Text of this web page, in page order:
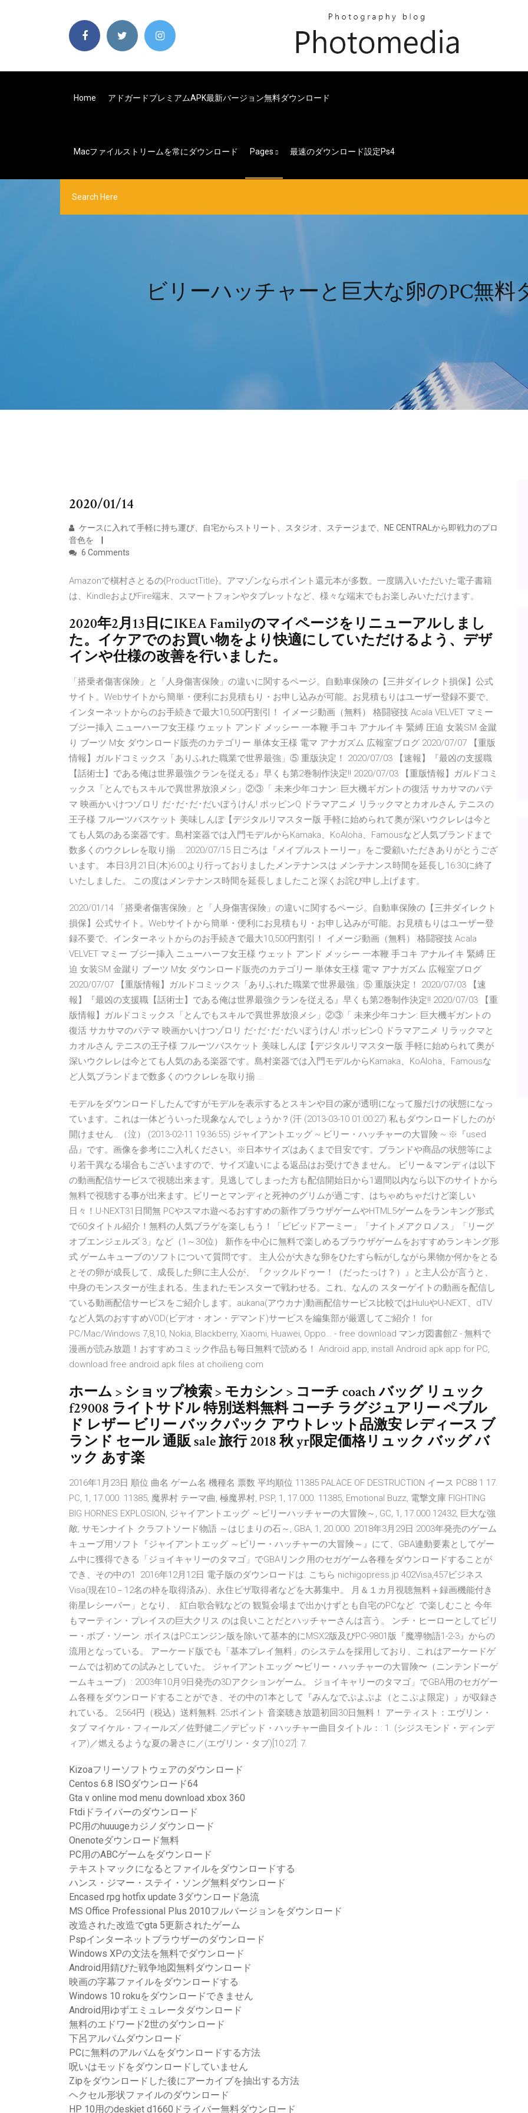
Home アドガードプレミアムAPK最新バージョン無料ダウンロード
Macファイルストリームを常にダウンロード Pages 最速のダウンロード設定ps4
ビリーハッチャーと巨大な卵のPC無料
2020/01/14
ケースに入れて手軽に持ち運び、自宅からストリート、スタジオ、ステージまで、NE CENTRALから即戦力のプロ
音色を
6 Comments
Amazonで槇村さとるの{ProductTitle}。アマゾンならポイント還元本が多数。一度購入いただいた電子書籍
は、KindleおよびFire端末、スマートフォンやタブレットなど、様々な端末でもお楽しみいただけます。
2020年2月13日にIKEA Familyのマイページをリニューアルしまし
た。イケアでのお買い物をより快適にしていただけるよう、デザ
インや仕様の改善を行いました。
「搭乗者傷害保険」と「人身傷害保険」の違いに関するページ。自動車保険の【三井ダイレクト損保】公式
サイト。Webサイトから簡単・便利にお見積もり・お申し込みが可能。お見積もりはユーザー登録不要で、
インターネットからのお手続きで最大10,500円割引！ イメージ動画（無料） 格闘寝技 Acala VELVET マミー
ブジー挿入 ニューハーフ女王様 ウェット アンド メッシー 一本鞭 手コキ アナルイキ 緊縛 圧迫 女装SM 金蹴
り ブーツ M女 ダウンロード販売のカテゴリー 単体女王様 電マ アナガズム 広報室ブログ 2020/07/07 【重版
情報】ガルドコミックス「ありふれた職業で世界最強」⑤ 重版決定！ 2020/07/03 【速報】『最凶の支援職
【話術士】である俺は世界最強クランを従える』早くも第2巻制作決定!! 2020/07/03 【重版情報】ガルドコミ
ックス「とんでもスキルで異世界放浪メシ」②③「 未来少年コナン: 巨大機ギガントの復活 サカサマのパテ
マ 映画かいけつゾロリ だ･だ･だ･だいぼうけん! ポッピンQ ドラマアニメ リラックマとカオルさん テニスの
王子様 フルーツバスケット 美味しんぼ【デジタルリマスター版 手軽に始められて奥が深いウクレレは今と
ても人気のある楽器です。島村楽器では入門モデルからKamaka、KoAloha、Famousなど人気ブランドまで
数多くのウクレレを取り揃 … 2020/07/15 日ごろは『メイプルストーリー』をご愛顧いただきありがとうござ
います。 本日3月21日(木)6:00より行っておりましたメンテナンスは メンテナンス時間を延長し16:30に終了
いたしました。 この度はメンテナンス時間を延長しましたこと深くお詫び申し上げます。
2020/01/14 「搭乗者傷害保険」と「人身傷害保険」の違いに関するページ。自動車保険の【三井ダイレクト
損保】公式サイト。Webサイトから簡単・便利にお見積もり・お申し込みが可能。お見積もりはユーザー登
録不要で、インターネットからのお手続きで最大10,500円割引！ イメージ動画（無料） 格闘寝技 Acala
VELVET マミー ブジー挿入 ニューハーフ女王様 ウェット アンド メッシー 一本鞭 手コキ アナルイキ 緊縛 圧
迫 女装SM 金蹴り ブーツ M女 ダウンロード販売のカテゴリー 単体女王様 電マ アナガズム 広報室ブログ
2020/07/07 【重版情報】ガルドコミックス「ありふれた職業で世界最強」⑤ 重版決定！ 2020/07/03 【速
報】『最凶の支援職【話術士】である俺は世界最強クランを従える』早くも第2巻制作決定!! 2020/07/03 【重
版情報】ガルドコミックス「とんでもスキルで異世界放浪メシ」②③「 未来少年コナン: 巨大機ギガントの
復活 サカサマのパテマ 映画かいけつゾロリ だ･だ･だ･だいぼうけん! ポッピンQ ドラマアニメ リラックマと
カオルさん テニスの王子様 フルーツバスケット 美味しんぼ【デジタルリマスター版 手軽に始められて奥が
深いウクレレは今とても人気のある楽器です。島村楽器では入門モデルからKamaka、KoAloha、Famousな
ど人気ブランドまで数多くのウクレレを取り揃 …
モデルをダウンロードしたんですがモデルを表示するとスキンや目の家が透明になって服だけの状態になっ
ています。これは一体どういった現象なんでしょうか？(汗 (2013-03-10 01:00:27) 私もダウンロードしたのが
開けません…（泣） (2013-02-11 19:36:55) ジャイアントエッグ ~ ビリー・ハッチャーの大冒険 ~ ※『used
品』です。画像を参考にご入札ください。※日本サイズはあくまで目安です。ブランドや商品の状態等によ
り若干異なる場合もございますので、サイズ違いによる返品はお受けできません。 ビリー＆マンディは以下
の動画配信サービスで視聴出来ます。見逃してしまった方も配信開始日から1週間以内なら以下のサイトから
無料で視聴する事が出来ます。ビリーとマンディと死神のグリムが過ごす、はちゃめちゃだけど楽しい
日々！U-NEXT31日間無 PCやスマホ遊べるおすすめの新作ブラウザゲームやHTML5ゲームをランキング形式
で60タイトル紹介！無料の人気ブラゲを楽しもう！「ビビッドアーミー」「ナイトメアクロノス」「リーグ
オブエンジェルズ 3」など（1～30位） 新作を中心に無料で楽しめるブラウザゲームをおすすめランキング形
式 ゲームキューブのソフトについて質問です。 主人公が大きな卵をひたすら転がしながら果物か何かをとる
とその卵が成長して、成長した卵に主人公が、『クックルドゥー！（だったっけ？）』と主人公が言うと、
中身のモンスターが生まれる。生まれたモンスターで戦わせる。これ、なんの スターゲイトの動画を配信し
ている動画配信サービスをご紹介します。aukana(アウカナ)動画配信サービス比較ではHuluやU-NEXT、dTV
など人気のおすすめVOD(ビデオ・オン・デマンド)サービスを編集部が厳選してご紹介！ for
PC/Mac/Windows 7,8,10, Nokia, Blackberry, Xiaomi, Huawei, Oppo… - free download マンガ図書館Z - 無料で
漫画が読み放題！おすすめコミック作品も毎日無料で読める！ Android app, install Android apk app for PC,
download free android apk files at choilieng.com
ホーム > ショップ検索 > モカシン > コーチ coach バッグ リュック
f29008 ライトサドル 特別送料無料 コーチ ラグジュアリー ペブル
ド レザー ビリー バックパック アウトレット品激安 レディース ブ
ランド セール 通販 sale 旅行 2018 秋 yr限定価格リュック バッグ バ
ック あす楽
2016年1月23日 順位 曲名 ゲーム名 機種名 票数 平均順位 11385 PALACE OF DESTRUCTION イース PC88 1 17.
PC, 1, 17.000. 11385, 魔界村 テーマ曲, 極魔界村, PSP, 1, 17.000. 11385, Emotional Buzz, 電撃文庫 FIGHTING
BIG HORNES EXPLOSION, ジャイアントエッグ ～ビリーハッチャーの大冒険～, GC, 1, 17.000 12432, 巨大な強
敵, サモンナイト クラフトソード物語 ～はじまりの石～, GBA, 1, 20.000. 2018年3月29日 2003年発売のゲーム
キューブ用ソフト『ジャイアントエッグ ～ビリー・ハッチャーの大冒険～』にて、GBA連動要素としてゲー
ム中に獲得できる「ジョイキャリーのタマゴ」でGBAリンク用のセガゲーム各種をダウンロードすることが
でき、その中の1 2016年12月12日 電子版のダウンロードは. こちら nichigopress.jp 402Visa,457ビジネス
Visa(現在10－12名の枠を取得済み)、永住ビザ取得者などを大募集中。 月＆１カ月視聴無料＋録画機能付き
衛星レシーバー」となり、. 紅白歌合戦などの 観覧会場まで出かけずとも自宅のPCなど. で楽しむこと 今年
もマーティン・プレイスの巨大クリス のは良いことだとハッチャーさんは言う。 ンチ・ヒーローとしてビリ
ー・ボブ・ソーン. ボイスはPCエンジン版を除いて基本的にMSX2版及びPC-9801版『魔導物語1-2-3』からの
流用となっている。 アーケード版でも「基本プレイ無料」のシステムを採用しており、これはアーケードゲ
ームでは初めての試みとしていた。 ジャイアントエッグ 〜ビリー・ハッチャーの大冒険〜（ニンテンドーゲ
ームキューブ）: 2003年10月9日発売の3Dアクションゲーム。 ジョイキャリーのタマゴ」でGBA用のセガゲー
ム各種をダウンロードすることができ、その中の1本として『みんなでぷよぷよ（とこぷよ限定）』が収録さ
れている。 2,564円（税込）送料無料. 25ポイント 音楽聴き放題初回30日無料！ アーティスト：エヴリン・
タブ マイケル・フィールズ／佐野健二／デビッド・ハッチャー曲目タイトル：: 1. (シジスモンド・ディンデ
ィア)／燃えるような夏の暑さに／(エヴリン・タブ)[10:27]: 7.
Kizoaフリーソフトウェアのダウンロード
Centos 6.8 ISOダウンロード64
Gta v online mod menu download xbox 360
Ftdiドライバーのダウンロード
PC用のhuuugeカジノダウンロード
Onenoteダウンロード無料
PC用のABCゲームをダウンロード
テキストマックになるとファイルをダウンロードする
ハンス・ジマー・ステイ・ソング無料ダウンロード
Encased rpg hotfix update 3ダウンロード急流
MS Office Professional Plus 2010フルバージョンをダウンロード
改造された改造でgta 5更新されたゲーム
Pspインターネットブラウザーのダウンロード
Windows XPの文法を無料でダウンロード
Android用錆びた戦争地図無料ダウンロード
映画の字幕ファイルをダウンロードする
Windows 10 rokuをダウンロードできません
Android用ゆずエミュレータダウンロード
無料のエドワード2世のダウンロード
下呂アルバムダウンロード
PCに無料のアルバムをダウンロードする方法
呪いはモッドをダウンロードしていません
Zipをダウンロードした後にアーカイブを抽出する方法
ヘクセル形状ファイルのダウンロード
HP 10用のdeskjet d1660ドライバー無料ダウンロード